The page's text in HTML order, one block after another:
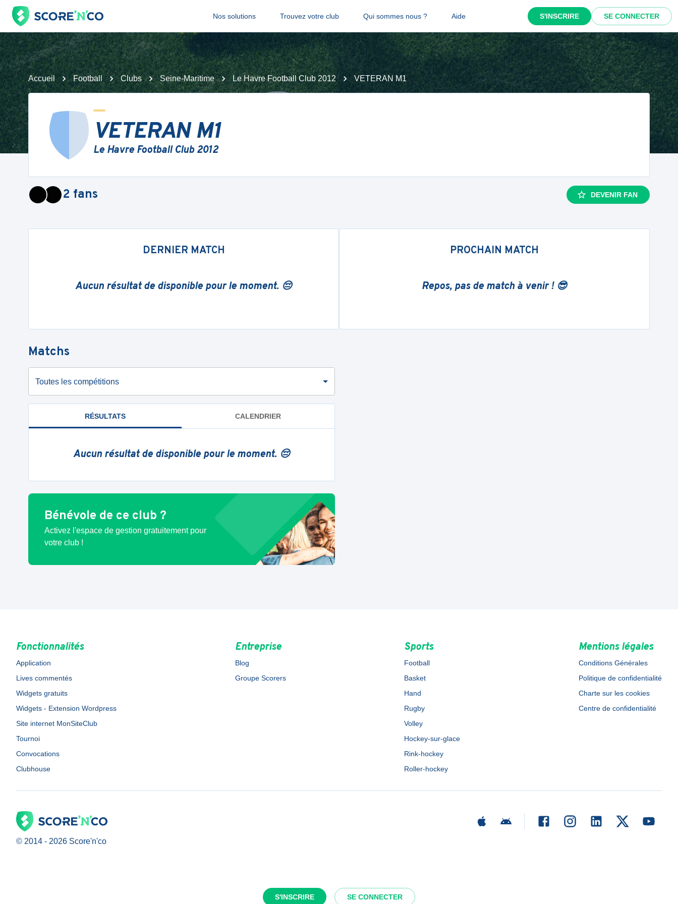
Nos solutions Trouvez votre club Qui sommes nous ? Aide S'INSCRIRE SE CONNECTER
S'INSCRIRE SE CONNECTER
Accueil Football Clubs Seine-Maritime Le Havre Football Club 2012 VETERAN M1
VETERAN M1
Le Havre Football Club 2012
2 fans DEVENIR FAN
DERNIER MATCH
Aucun résultat de disponible pour le moment. 😔
PROCHAIN MATCH
Repos, pas de match à venir ! 😎
Matchs
Toutes les compétitions
RÉSULTATS CALENDRIER
Aucun résultat de disponible pour le moment. 😔
Bénévole de ce club ?
Activez l'espace de gestion gratuitement pour
votre club !
Fonctionnalités
Application
Lives commentés
Widgets gratuits
Widgets - Extension Wordpress
Site internet MonSiteClub
Tournoi
Convocations
Clubhouse
Entreprise
Blog
Groupe Scorers
Sports
Football
Basket
Hand
Rugby
Volley
Hockey-sur-glace
Rink-hockey
Roller-hockey
Mentions légales
Conditions Générales
Politique de confidentialité
Charte sur les cookies
Centre de confidentialité
© 2014 - 2026 Score'n'co